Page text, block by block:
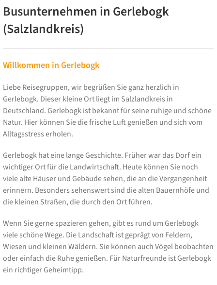
Busunternehmen in Gerlebogk
(Salzlandkreis)
Willkommen in Gerlebogk
Liebe Reisegruppen, wir begrüßen Sie ganz herzlich in
Gerlebogk. Dieser kleine Ort liegt im Salzlandkreis in
Deutschland. Gerlebogk ist bekannt für seine ruhige und schöne
Natur. Hier können Sie die frische Luft genießen und sich vom
Alltagsstress erholen.
Gerlebogk hat eine lange Geschichte. Früher war das Dorf ein
wichtiger Ort für die Landwirtschaft. Heute können Sie noch
viele alte Häuser und Gebäude sehen, die an die Vergangenheit
erinnern. Besonders sehenswert sind die alten Bauernhöfe und
die kleinen Straßen, die durch den Ort führen.
Wenn Sie gerne spazieren gehen, gibt es rund um Gerlebogk
viele schöne Wege. Die Landschaft ist geprägt von Feldern,
Wiesen und kleinen Wäldern. Sie können auch Vögel beobachten
oder einfach die Ruhe genießen. Für Naturfreunde ist Gerlebogk
ein richtiger Geheimtipp.